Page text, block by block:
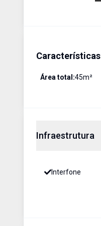
Características
Área total:45m²
Infraestrutura
Interfone